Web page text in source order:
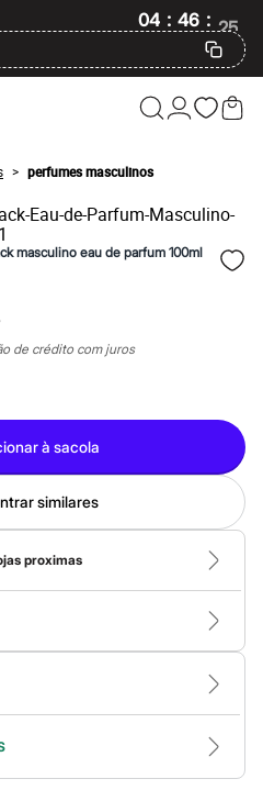
04 : 46 : 25
> perfumes masculinos
masculino eau de parfum 100ml
de crédito com juros
à sacola
similares
proximas